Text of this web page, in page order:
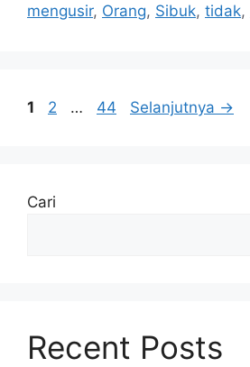
mengusir, Orang, Sibuk, tidak,
Halaman
1 Halaman
2 … Halaman
44 Selanjutnya →
Cari
Recent Posts